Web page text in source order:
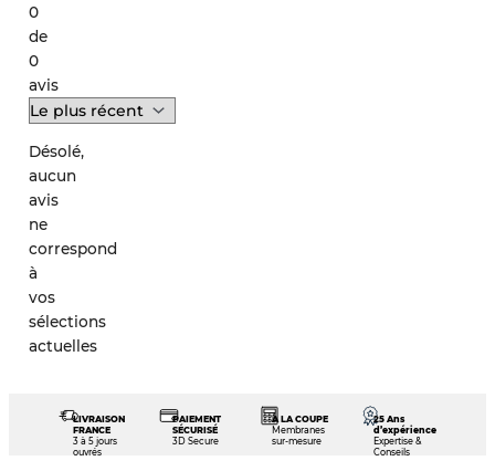
0
de
0
avis
Désolé,
aucun
avis
ne
correspond
à
vos
sélections
actuelles
LIVRAISON
FRANCE
3 à 5 jours
ouvrés
PAIEMENT
SÉCURISÉ
3D Secure
À LA COUPE
Membranes
sur-mesure
25 Ans
d’expérience
Expertise &
Conseils